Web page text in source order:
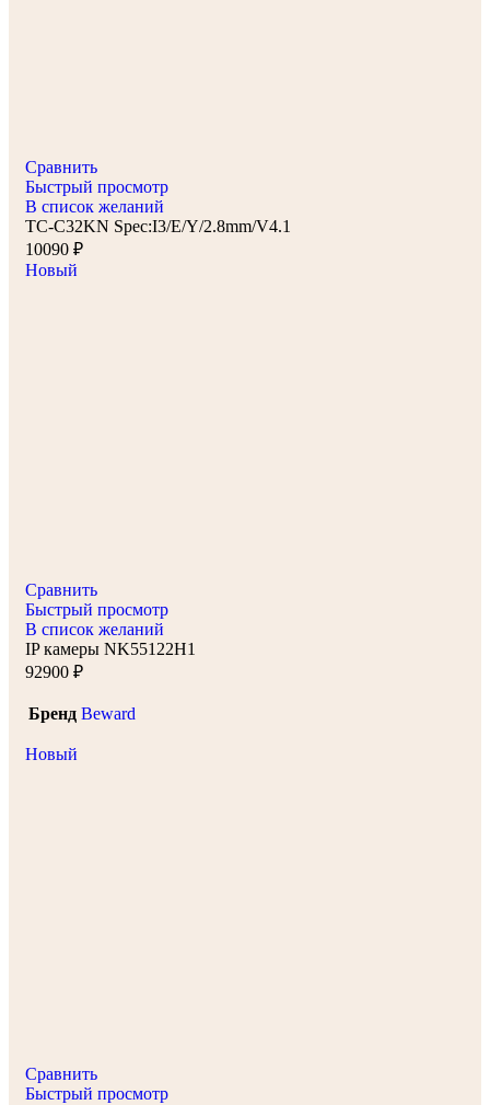
Сравнить
Быстрый просмотр
В список желаний
TC-C32KN Spec:I3/E/Y/2.8mm/V4.1
10090 ₽
Новый
Сравнить
Быстрый просмотр
В список желаний
IP камеры NK55122H1
92900 ₽
Бренд Beward
Новый
Сравнить
Быстрый просмотр